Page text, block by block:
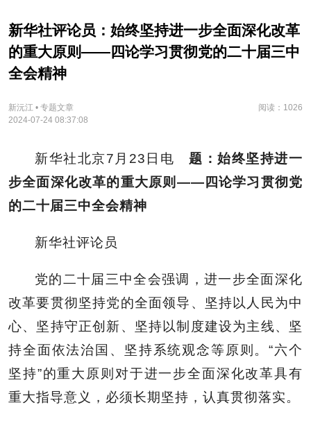
新华社评论员：始终坚持进一步全面深化改革
的重大原则——四论学习贯彻党的二十届三中
全会精神
新沅江 • 专题文章
阅读：1026
2024-07-24 08:37:08
新华社北京7月23日电 题：始终坚持进一
步全面深化改革的重大原则——四论学习贯彻党
的二十届三中全会精神
新华社评论员
党的二十届三中全会强调，进一步全面深化
改革要贯彻坚持党的全面领导、坚持以人民为中
心、坚持守正创新、坚持以制度建设为主线、坚
持全面依法治国、坚持系统观念等原则。“六个
坚持”的重大原则对于进一步全面深化改革具有
重大指导意义，必须长期坚持，认真贯彻落实。